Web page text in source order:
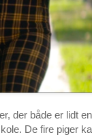
der både er lidt
De fire piger